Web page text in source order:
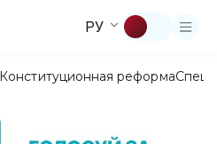
РУ
Конституционная реформа